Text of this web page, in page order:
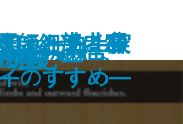
は細部に宿
ェン
師と患者20
の日本人へ
ン
人
島の歴史
え―史上最
―
跡
みたら―実
のすすめ―
話
挑む―